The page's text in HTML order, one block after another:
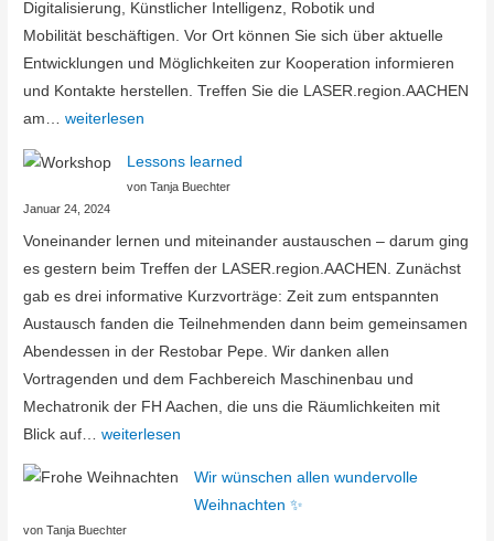
Digitalisierung, Künstlicher Intelligenz, Robotik und
Mobilität beschäftigen. Vor Ort können Sie sich über aktuelle
Entwicklungen und Möglichkeiten zur Kooperation informieren
und Kontakte herstellen. Treffen Sie die LASER.region.AACHEN
am…Einladung
FIT-
Tag
weiterlesen
Lessons learned
von Tanja Buechter
Januar 24, 2024
Voneinander lernen und miteinander austauschen – darum ging
es gestern beim Treffen der LASER.region.AACHEN. Zunächst
gab es drei informative Kurzvorträge: Zeit zum entspannten
Austausch fanden die Teilnehmenden dann beim gemeinsamen
Abendessen in der Restobar Pepe. Wir danken allen
Vortragenden und dem Fachbereich Maschinenbau und
Mechatronik der FH Aachen, die uns die Räumlichkeiten mit
Blick auf…Lessons
weiterlesen
Wir wünschen allen wundervolle
Weihnachten ✨
von Tanja Buechter